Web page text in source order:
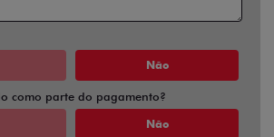
Não
como parte do pagamento?
Não